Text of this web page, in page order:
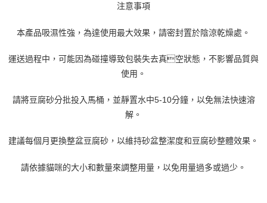
注意事項
本產品吸濕性強，為達使用最大效果，請密封置於陰涼乾燥處。
運送過程中，可能因為碰撞導致包裝失去真空狀態，不影響品質與
使用。
請將豆腐砂分批投入馬桶，並靜置水中5-10分鐘，以免無法快速溶
解。
建議每個月更換整盆豆腐砂，以維持砂盆整潔度和豆腐砂整體效果。
請依據貓咪的大小和數量來調整用量，以免用量過多或過少。